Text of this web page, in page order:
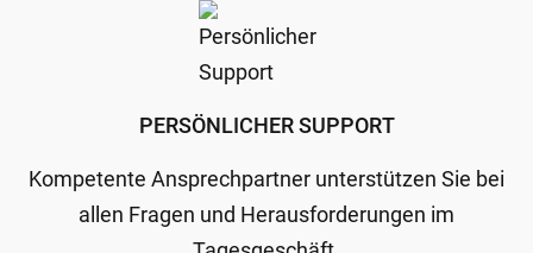
PERSÖNLICHER SUPPORT
Kompetente Ansprechpartner unterstützen Sie bei
allen Fragen und Herausforderungen im